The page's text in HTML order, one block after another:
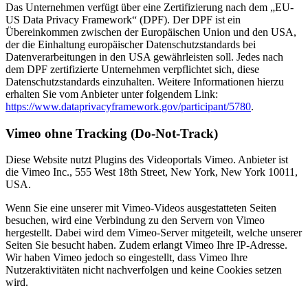
Das Unternehmen verfügt über eine Zertifizierung nach dem „EU-
US Data Privacy Framework“ (DPF). Der DPF ist ein
Übereinkommen zwischen der Europäischen Union und den USA,
der die Einhaltung europäischer Datenschutzstandards bei
Datenverarbeitungen in den USA gewährleisten soll. Jedes nach
dem DPF zertifizierte Unternehmen verpflichtet sich, diese
Datenschutzstandards einzuhalten. Weitere Informationen hierzu
erhalten Sie vom Anbieter unter folgendem Link:
https://www.dataprivacyframework.gov/participant/5780.
Vimeo ohne Tracking (Do-Not-Track)
Diese Website nutzt Plugins des Videoportals Vimeo. Anbieter ist
die Vimeo Inc., 555 West 18th Street, New York, New York 10011,
USA.
Wenn Sie eine unserer mit Vimeo-Videos ausgestatteten Seiten
besuchen, wird eine Verbindung zu den Servern von Vimeo
hergestellt. Dabei wird dem Vimeo-Server mitgeteilt, welche unserer
Seiten Sie besucht haben. Zudem erlangt Vimeo Ihre IP-Adresse.
Wir haben Vimeo jedoch so eingestellt, dass Vimeo Ihre
Nutzeraktivitäten nicht nachverfolgen und keine Cookies setzen
wird.